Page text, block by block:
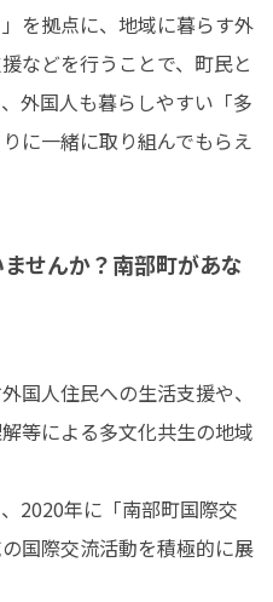
を拠点に、地域に暮らす外
などを行うことで、町民と
外国人も暮らしやすい「多
に一緒に取り組んでもらえ
せんか？南部町があな
国人住民への生活支援や、
等による多文化共生の地域
2020年に「南部町国際交
国際交流活動を積極的に展